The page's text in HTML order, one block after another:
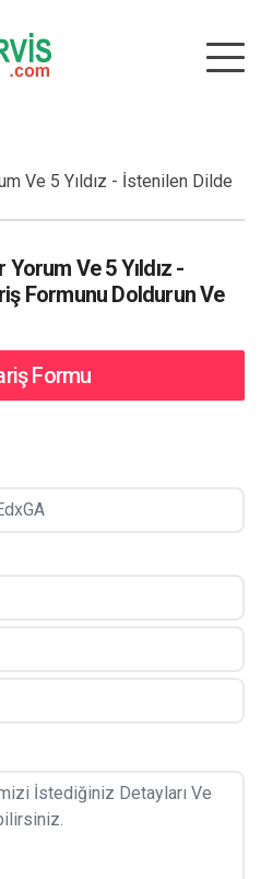
Ve 5 Yıldız - İstenilen Dilde
Ve 5 Yıldız -
Formunu Doldurun Ve
Formu